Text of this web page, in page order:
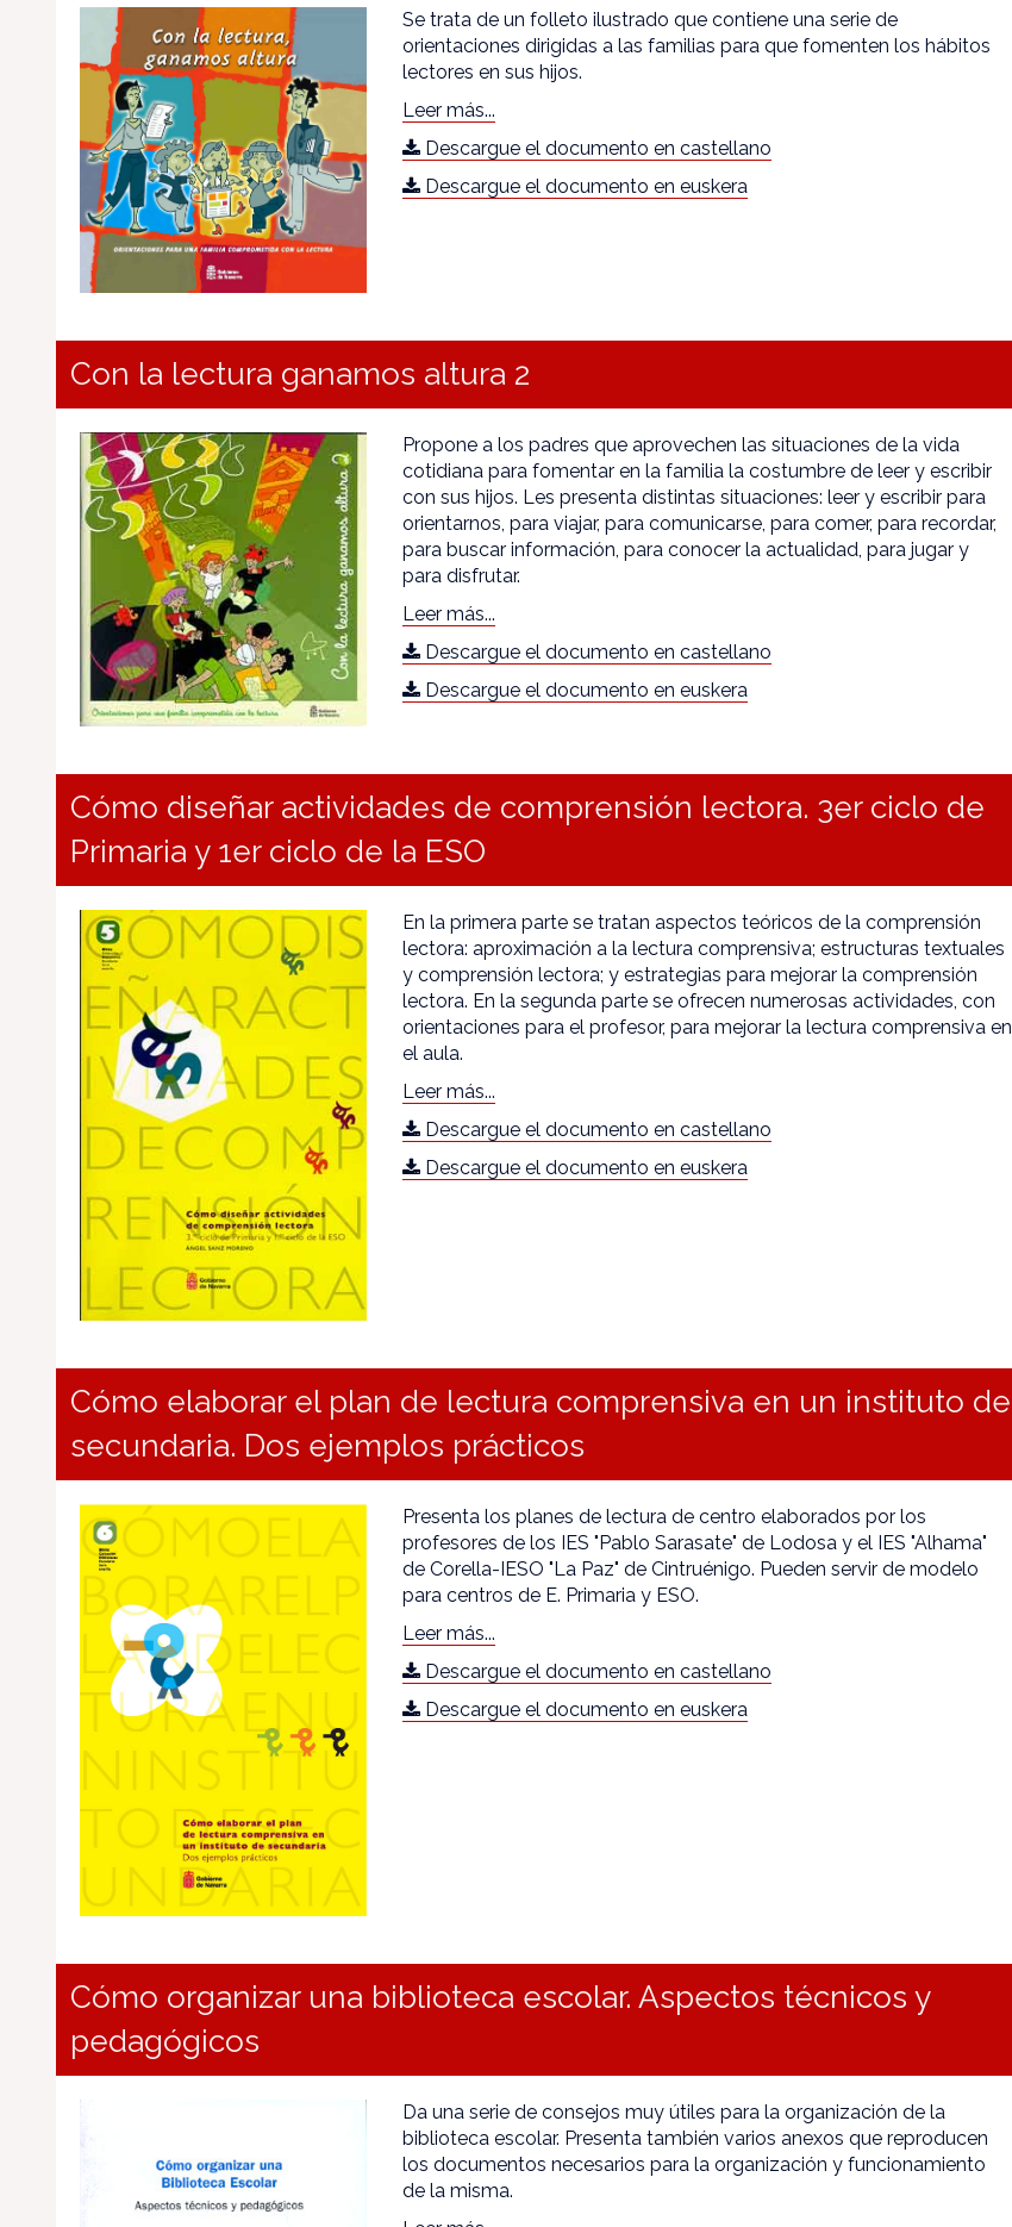
Se trata de un folleto ilustrado que contiene una serie de
orientaciones dirigidas a las familias para que fomenten los hábitos
lectores en sus hijos.
Leer más...
Descargue el documento en castellano
Descargue el documento en euskera
Con la lectura ganamos altura 2
Propone a los padres que aprovechen las situaciones de la vida
cotidiana para fomentar en la familia la costumbre de leer y escribir
con sus hijos. Les presenta distintas situaciones: leer y escribir para
orientarnos, para viajar, para comunicarse, para comer, para recordar,
para buscar información, para conocer la actualidad, para jugar y
para disfrutar.
Leer más...
Descargue el documento en castellano
Descargue el documento en euskera
Cómo diseñar actividades de comprensión lectora. 3er ciclo de
Primaria y 1er ciclo de la ESO
En la primera parte se tratan aspectos teóricos de la comprensión
lectora: aproximación a la lectura comprensiva; estructuras textuales
y comprensión lectora; y estrategias para mejorar la comprensión
lectora. En la segunda parte se ofrecen numerosas actividades, con
orientaciones para el profesor, para mejorar la lectura comprensiva en
el aula.
Leer más...
Descargue el documento en castellano
Descargue el documento en euskera
Cómo elaborar el plan de lectura comprensiva en un instituto de
secundaria. Dos ejemplos prácticos
Presenta los planes de lectura de centro elaborados por los
profesores de los IES "Pablo Sarasate" de Lodosa y el IES "Alhama"
de Corella-IESO "La Paz" de Cintruénigo. Pueden servir de modelo
para centros de E. Primaria y ESO.
Leer más...
Descargue el documento en castellano
Descargue el documento en euskera
Cómo organizar una biblioteca escolar. Aspectos técnicos y
pedagógicos
Da una serie de consejos muy útiles para la organización de la
biblioteca escolar. Presenta también varios anexos que reproducen
los documentos necesarios para la organización y funcionamiento
de la misma.